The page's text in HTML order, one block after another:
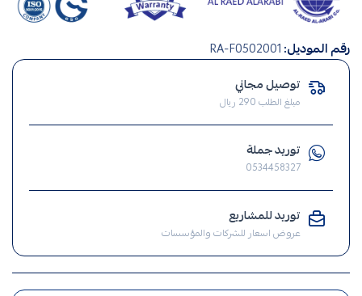
سعودي
,
صيانة
انارة
الإنارة
رقم الموديل:RA-F0502001
توصيل مجاني
مبلغ الطلب 290 ريال
توريد جملة
0534458327
توريد للمشاريع
عروض اسعار للشركات والمؤسسات